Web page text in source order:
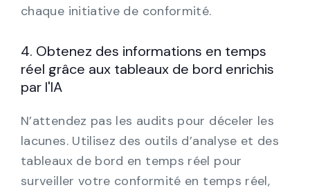
chaque initiative de conformité.
4. Obtenez des informations en temps
réel grâce aux tableaux de bord enrichis
par l'IA
N’attendez pas les audits pour déceler les
lacunes. Utilisez des outils d’analyse et des
tableaux de bord en temps réel pour
surveiller votre conformité en temps réel,